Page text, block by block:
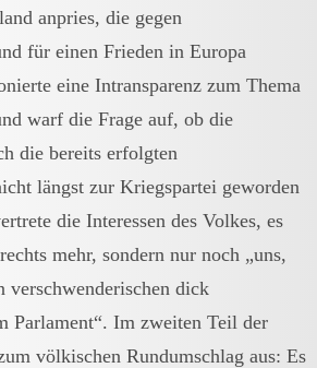
anpries, die gegen
für einen Frieden in Europa
eine Intransparenz zum Thema
warf die Frage auf, ob die
die bereits erfolgten
längst zur Kriegspartei geworden
die Interessen des Volkes, es
mehr, sondern nur noch „uns,
verschwenderischen dick
Parlament“. Im zweiten Teil der
völkischen Rundumschlag aus: Es